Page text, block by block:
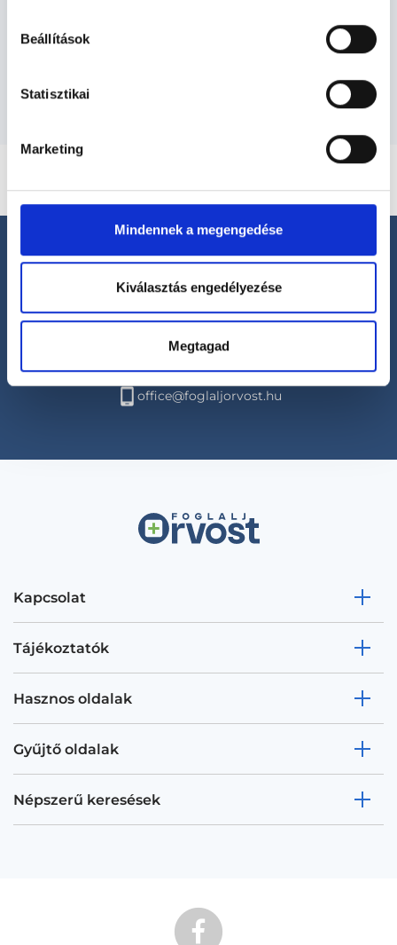
Beállítások
Statisztikai
Marketing
Mindennek a megengedése
Kiválasztás engedélyezése
Megtagad
Segíthetünk?
+36 1 700-1398
(H-P: 8:00-20:00)
office@foglaljorvost.hu
Kapcsolat
Tájékoztatók
Hasznos oldalak
Gyűjtő oldalak
Népszerű keresések